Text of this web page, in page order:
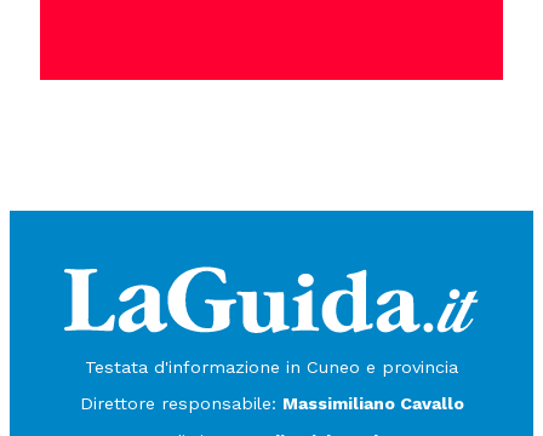
Testata d'informazione in Cuneo e provincia
Direttore responsabile: Massimiliano Cavallo